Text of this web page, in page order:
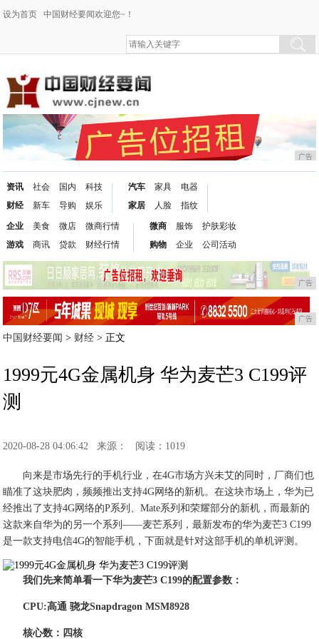
设为首页 中国财经要闻欢迎您~！
广告
资讯
财经
社会
新车
国内
导购
科技
娱乐
汽车
家居
家具
人脸
电器
指纹
企业
游戏
美食
商讯
微店
贷款
微商行情
财经行情
微商
购物
服饰
企业
护肤彩妆
公司活动
广告
广告
中国财经要闻 > 财经 > 正文
1999元4G金属机身 华为麦芒3 C199评
测
2020-08-28 04:06:42 来源： 阅读：1019
向来是市场先行的手机行业，在4G市场方兴未艾的同时，厂商们也
瞄准了这块肥肉，频频推出支持4G网络的新机。在这块市场上，华为已
经推出了支持4G网络的P系列、Mate系列和荣耀部分的新机，而最新的
这款来自华为的另一个系列——麦芒系列，最新发布的华为麦芒3 C199
是一款支持电信4G的智能手机，下面就是针对这部手机的单机评测。
我们先来简单看一下华为麦芒3 C199的配置参数：
CPU:高通 骁龙Snapdragon MSM8928
核心数：四核